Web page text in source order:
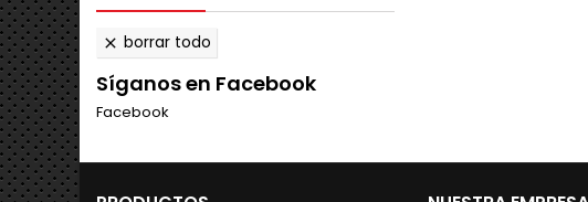
 borrar todo
Síganos en Facebook
Facebook